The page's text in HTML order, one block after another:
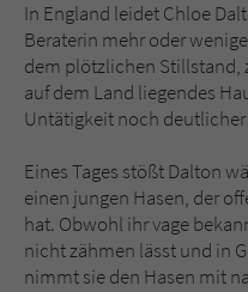
In England leidet Chloe
Beraterin mehr oder
dem plötzlichen Stillstand,
auf dem Land liegendes
Untätigkeit noch deutlicher
Eines Tages stößt Dalton
einen jungen Hasen, der
hat. Obwohl ihr vage
nicht zähmen lässt und in
nimmt sie den Hasen mit
überprüfen.